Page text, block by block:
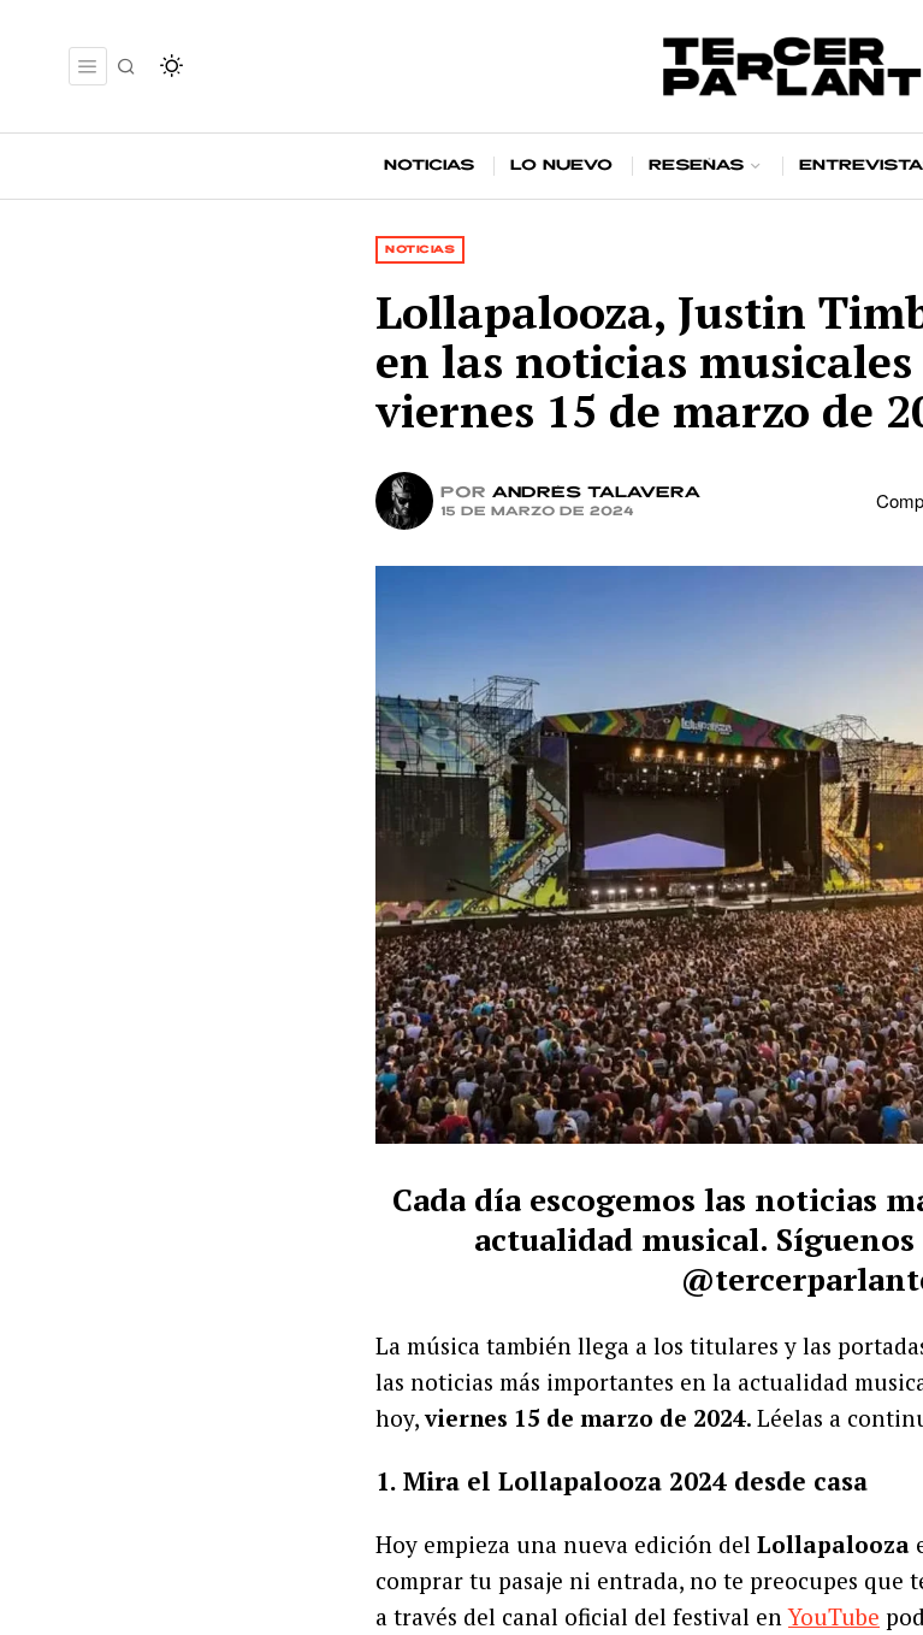
Noticias Lo nuevo Reseñas
NOTICIAS
Lollapalooza, Justin
en las noticias
viernes 15 de marzo de
por Andrés Talavera
15 de marzo de 2024
Cada día escogemos las noticias
actualidad musical.
La música también llega a los titulares y las
las noticias más importantes en la actualidad
hoy,viernes 15 de marzo de 2024. Léelas a
1. Mira el Lollapalooza 2024 desde casa
Hoy empieza una nueva edición del Lollapalooza
comprar tu pasaje ni entrada, no te preocupes que
a través del canal oficial del festival enYouTube